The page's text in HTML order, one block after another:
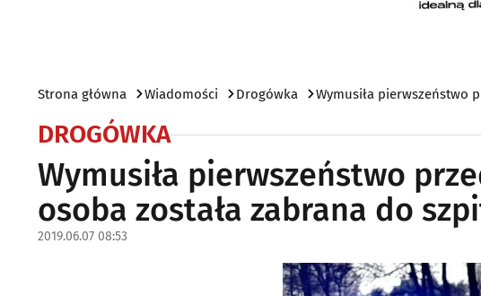
Strona główna Wiadomości Drogówka Wymusiła pierwszeństwo
DROGÓWKA
Wymusiła pierwszeństwo
osoba została zabrana do
2019.06.07 08:53